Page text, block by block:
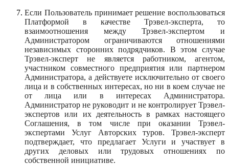
Если Пользователь принимает решение воспользоваться
Платформой в качестве Трэвел-эксперта, то
взаимоотношения между Трэвел-экспертом и
Администратором ограничиваются отношениями
независимых сторонних подрядчиков. В этом случае
Трэвел-эксперт не является работником, агентом,
участником совместного предприятия или партнером
Администратора, а действуете исключительно от своего
лица и в собственных интересах, но ни в коем случае не
от лица или в интересах Администратора.
Администратор не руководит и не контролирует Трэвел-
экспертов или их деятельность в рамках настоящего
Соглашения, в том числе при оказании Трэвел-
экспертами Услуг Авторских туров. Трэвел-эксперт
подтверждает, что предлагает Услуги и участвует в
других деловых или трудовых отношениях по
собственной инициативе.